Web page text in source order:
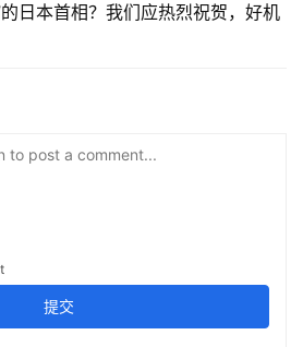
日本首相？我们应热烈祝贺，好机
to post a comment...
提交